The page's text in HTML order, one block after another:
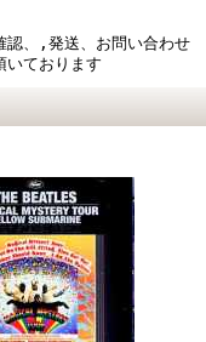
認、,発送、お問い合わせ
いております